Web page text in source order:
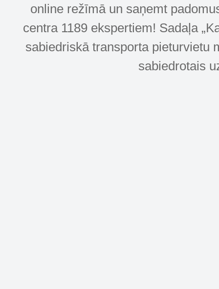
online režīmā un saņemt
centra 1189 ekspertiem! Sadaļa
sabiedriskā transporta pieturvietu
sabiedrotais